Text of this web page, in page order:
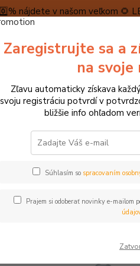
nájdete v našom veľkom
máme teraz pripravené
A PLATBA RECENZIE
► HRAČKY NA ZÁHRADU, DO VODY A
Dutch Krhlička
Zaregistrujte sa a
na svoje
Zľavu automaticky získava
svoju registráciu potvrdí v
bližšie info ohľadom
Súhlasím so spracovaním
Prajem si odoberať novinky e-mailom